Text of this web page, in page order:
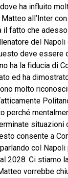
ha influito
all’Inter
il fatto che
del
deve essere
ha la fiducia di
ed ha
molto
perché
situazioni
consente a
col
2028. Ci stiamo
vorrebbe